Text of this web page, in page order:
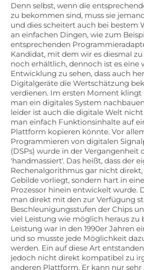
Denn selbst, wenn die
zu bekommen sind, muss sie
und dies scheitert auch bei bestem
an einfachen Dingen, wie zum
entsprechenden
Kandidat, mit dem wir es diesmal
noch erhältlich, dennoch ist es eine
Entwicklung zu sehen, dass auch
Digitalgeräte die Wertschätzung
verdienen. Im ersten Moment klingt
man ein digitales System
leider ist auch die digitale Welt nicht
man einfach Funktionsinhalte auf
Plattform kopieren könnte. Vor
Programmieren von digitalen
(DSPs) wurde in der Vergangenheit
'handmassiert'. Das heißt, dass der
Rechenalgorithmus gar nicht direkt,
Gebilde vorliegt, sondern hart in
Prozessor hinein entwickelt wurde.
man direkt mit den zur Verfügung
Beschleunigungsstufen der Chips
viel Leistung wie möglich heraus zu
Leistung war in den 1990er Jahren
und so musste jede Möglichkeit
werden. Ein auf diese Art
jedoch nicht direkt kompatibel zu
anderen Plattform. Er kann nur sehr